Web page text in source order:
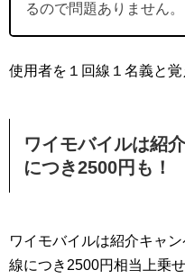
るので問題ありません。
使用者を１回線１名義と
ワイモバイルは紹
につき2500円も！
ワイモバイルは紹介キャ
線につき2500円相当上乗